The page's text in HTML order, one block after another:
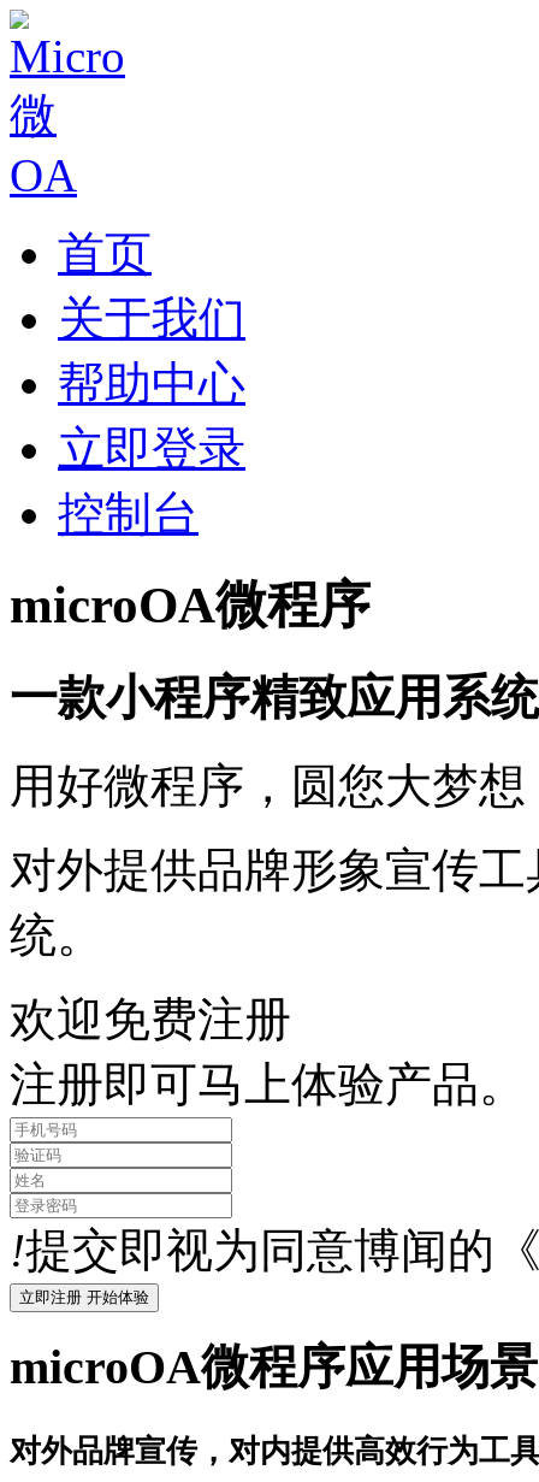
首页
关于我们
帮助中心
立即登录
控制台
microOA微程序
一款小程序精致应用系统
用好微程序，圆您大梦想
对外提供品牌形象宣传
统。
欢迎免费注册
注册即可马上体验产品。
!提交即视为同意博闻的
microOA微程序应用场景
对外品牌宣传，对内提供高效行为工